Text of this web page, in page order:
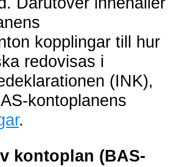
kopplingar till hur
redovisas i
(INK),
kontoplanens
.
kontoplan (BAS-